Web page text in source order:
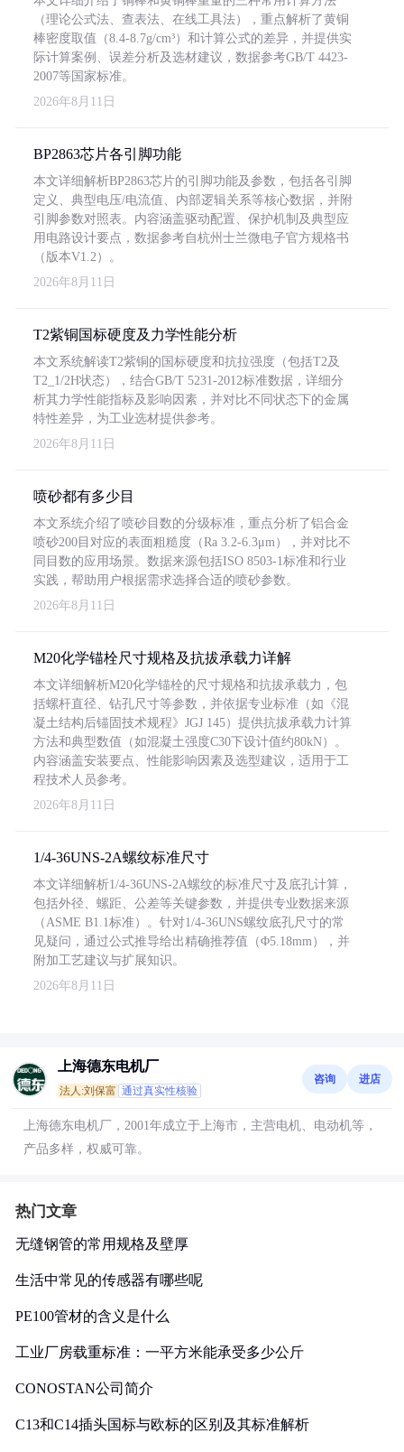
（理论公式法、查表法、在线工具法），重点解析了黄铜
棒密度取值（8.4-8.7g/cm³）和计算公式的差异，并提供实
际计算案例、误差分析及选材建议，数据参考GB/T 4423-
2007等国家标准。
2026年8月11日
BP2863芯片各引脚功能
本文详细解析BP2863芯片的引脚功能及参数，包括各引脚
定义、典型电压/电流值、内部逻辑关系等核心数据，并附
引脚参数对照表。内容涵盖驱动配置、保护机制及典型应
用电路设计要点，数据参考自杭州士兰微电子官方规格书
（版本V1.2）。
2026年8月11日
T2紫铜国标硬度及力学性能分析
本文系统解读T2紫铜的国标硬度和抗拉强度（包括T2及
T2_1/2H状态），结合GB/T 5231-2012标准数据，详细分
析其力学性能指标及影响因素，并对比不同状态下的金属
特性差异，为工业选材提供参考。
2026年8月11日
喷砂都有多少目
本文系统介绍了喷砂目数的分级标准，重点分析了铝合金
喷砂200目对应的表面粗糙度（Ra 3.2-6.3μm），并对比不
同目数的应用场景。数据来源包括ISO 8503-1标准和行业
实践，帮助用户根据需求选择合适的喷砂参数。
2026年8月11日
M20化学锚栓尺寸规格及抗拔承载力详解
本文详细解析M20化学锚栓的尺寸规格和抗拔承载力，包
括螺杆直径、钻孔尺寸等参数，并依据专业标准（如《混
凝土结构后锚固技术规程》JGJ 145）提供抗拔承载力计算
方法和典型数值（如混凝土强度C30下设计值约80kN）。
内容涵盖安装要点、性能影响因素及选型建议，适用于工
程技术人员参考。
2026年8月11日
1/4-36UNS-2A螺纹标准尺寸
本文详细解析1/4-36UNS-2A螺纹的标准尺寸及底孔计算，
包括外径、螺距、公差等关键参数，并提供专业数据来源
（ASME B1.1标准）。针对1/4-36UNS螺纹底孔尺寸的常
见疑问，通过公式推导给出精确推荐值（Φ5.18mm），并
附加工艺建议与扩展知识。
2026年8月11日
上海德东电机厂
法人:刘保富 通过真实性核验
咨询 进店
上海德东电机厂，2001年成立于上海市，主营电机、电动机等，
产品多样，权威可靠。
热门文章
无缝钢管的常用规格及壁厚
生活中常见的传感器有哪些呢
PE100管材的含义是什么
工业厂房载重标准：一平方米能承受多少公斤
CONOSTAN公司简介
C13和C14插头国标与欧标的区别及其标准解析